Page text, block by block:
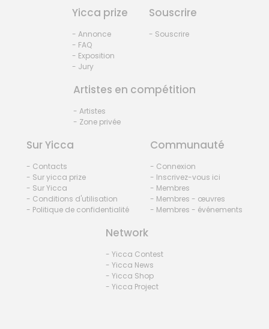
Yicca prize
- Annonce
- FAQ
- Exposition
- Jury
Souscrire
- Souscrire
Artistes en compétition
- Artistes
- Zone privée
Sur Yicca
- Contacts
- Sur yicca prize
- Sur Yicca
- Conditions d'utilisation
- Politique de confidentialité
Communauté
- Connexion
- Inscrivez-vous ici
- Membres
- Membres - œuvres
- Membres - événements
Network
- Yicca Contest
- Yicca News
- Yicca Shop
- Yicca Project